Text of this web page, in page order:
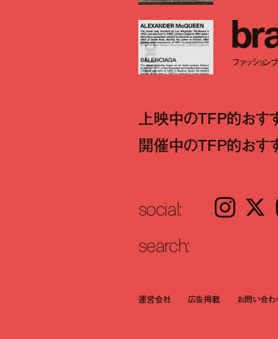
br
ファッション
上映中のTFP的おす
開催中のTFP的おす
social: Instagram 𝕏
search:
運営会社 広告掲載 お問い合わ